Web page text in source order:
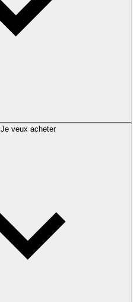
Je veux acheter